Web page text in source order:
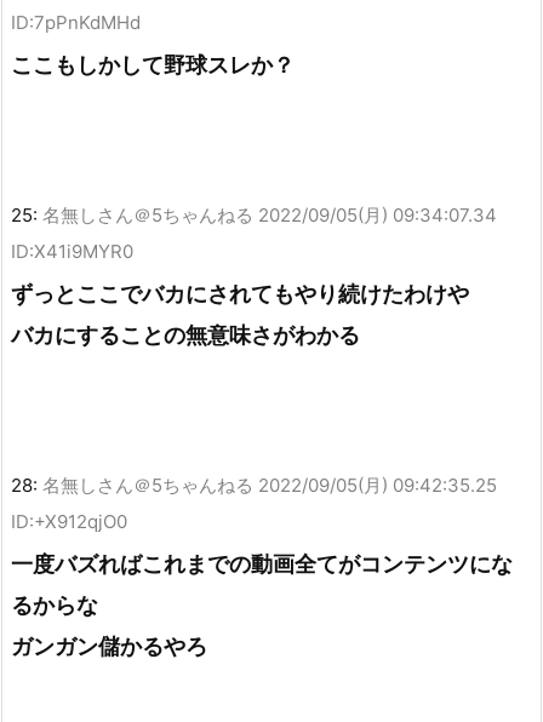
ID:7pPnKdMHd
ここもしかして野球スレか？
25: 名無しさん＠5ちゃんねる 2022/09/05(月) 09:34:07.34
ID:X41i9MYR0
ずっとここでバカにされてもやり続けたわけや
バカにすることの無意味さがわかる
28: 名無しさん＠5ちゃんねる 2022/09/05(月) 09:42:35.25
ID:+X912qjO0
一度バズればこれまでの動画全てがコンテンツにな
るからな
ガンガン儲かるやろ